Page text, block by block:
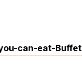
can-eat-Buffet